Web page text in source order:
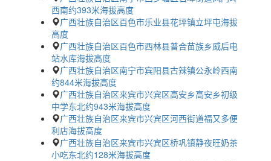
西南约393米海拔高度
广西壮族自治区百色市乐业县花坪镇立坪屯海拔
高度
广西壮族自治区百色市西林县普合苗族乡威后电
站水库海拔高度
广西壮族自治区南宁市宾阳县古辣镇公永岭西南
约844米海拔高度
广西壮族自治区来宾市兴宾区高安乡高安乡初级
中学东北约943米海拔高度
广西壮族自治区来宾市兴宾区河西街道福又多便
利店海拔高度
广西壮族自治区来宾市兴宾区桥巩镇静夜旺奶茶
小吃东北约128米海拔高度